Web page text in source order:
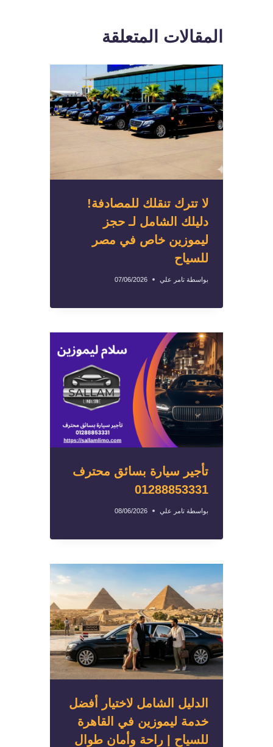
المقالات المتعلقة
لا تترك تنقلك للمصادفة!
دليلك الشامل لـ حجز
ليموزين خاص في مصر
للسياح
بواسطة تامر علي 07/06/2026
تأجير سيارة بسائق محترف
01288853331
بواسطة تامر علي 08/06/2026
الدليل الشامل لاختيار أفضل
خدمة ليموزين في القاهرة
للسياح | راحة وأمان طوال